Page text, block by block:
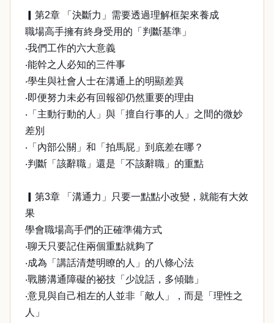
▎第2章 「決斷力」需要透過理解框架來養成
職場高手擁有終身受用的「判斷基準」
‧我們工作的六大意義
‧能幹之人必知的三件事
‧學生與社會人士在溝通上的明顯差異
‧即便努力未必有回報卻仍然重要的理由
‧「主動行動的人」與「擅自行事的人」之間的微妙
差別
‧「內部公關」和「拍馬屁」到底差在哪？
‧判斷「該辭職」還是「不該辭職」的重點
▎第3章 「溝通力」只要一點點小改變，就能有大效
果
學會職場高手們的正確準備方式
‧聊天只要記住兩個重點就夠了
‧成為「講話清楚明瞭的人」的八條心法
‧戰勝溝通障礙的祕技「少說話，多傾聽」
‧意見與自己相左的人並非「敵人」，而是「理性之
人」